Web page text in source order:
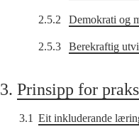
2.5.2 Demokrati og
2.5.3 Berekraftig
3. Prinsipp for
3.1 Eit inkluderande